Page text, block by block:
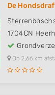
De
1704CN
Op 2,66 km